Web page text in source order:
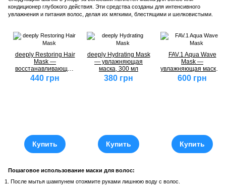
кондиционер глубокого действия. Эти средства созданы для интенсивного
увлажнения и питания волос, делая их мягкими, блестящими и шелковистыми.
deeply Restoring Hair
Mask —
восстанавливающая
маска, 300 мл
440 грн
Купить
deeply Hydrating Mask
— увлажняющая
маска, 300 мл
380 грн
Купить
FAV.1 Aqua Wave
Mask —
увлажняющая маска з
кислым pH, 250 мл
600 грн
Купить
Пошаговое использование маски для волос:
После мытья шампунем отожмите руками лишнюю воду с волос.